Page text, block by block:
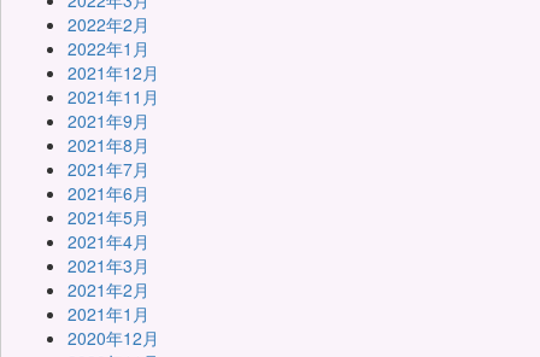
2022年2月
2022年1月
2021年12月
2021年11月
2021年9月
2021年8月
2021年7月
2021年6月
2021年5月
2021年4月
2021年3月
2021年2月
2021年1月
2020年12月